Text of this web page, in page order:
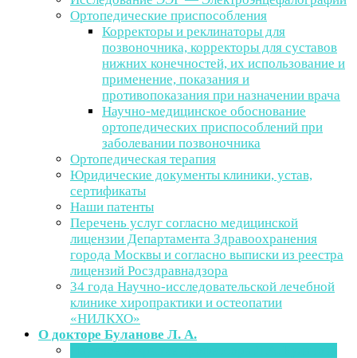
Ортопедические приспособления
Корректоры и реклинаторы для
позвоночника, корректоры для суставов
нижних конечностей, их использование и
применение, показания и
противопоказания при назначении врача
Научно-медицинское обоснование
ортопедических приспособлений при
заболевании позвоночника
Ортопедическая терапия
Юридические документы клиники, устав,
сертификаты
Наши патенты
Перечень услуг согласно медицинской
лицензии Департамента Здравоохранения
города Москвы и согласно выписки из реестра
лицензий Росздравнадзора
34 года Научно-исследовательской лечебной
клинике хиропрактики и остеопатии
«НИЛКХО»
О докторе Буланове Л. А.